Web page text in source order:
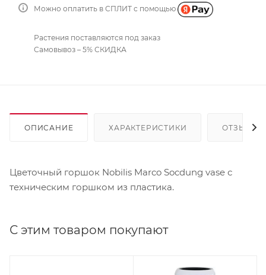
Можно оплатить в СПЛИТ с помощью
Растения поставляются под заказ
Самовывоз – 5% СКИДКА
ОПИСАНИЕ ХАРАКТЕРИСТИКИ ОТЗЫВЫ
Цветочный горшок Nobilis Marco Socdung vase с
техническим горшком из пластика.
С этим товаром покупают